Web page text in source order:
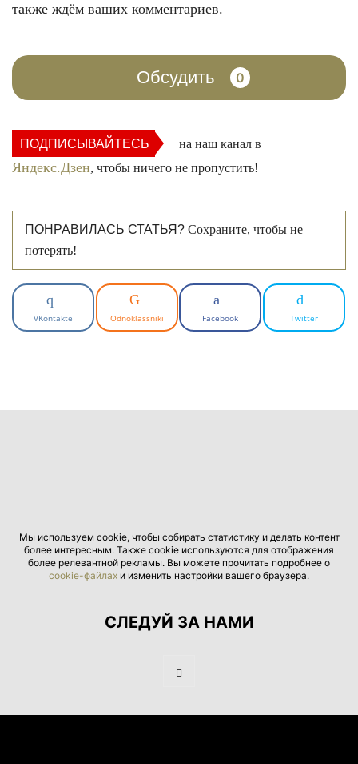
также ждём ваших комментариев.
Обсудить 0
ПОДПИСЫВАЙТЕСЬ на наш канал в
Яндекс.Дзен, чтобы ничего не пропустить!
ПОНРАВИЛАСЬ СТАТЬЯ? Сохраните, чтобы не
потерять!
VKontakte Odnoklassniki Facebook Twitter
Мы используем cookie, чтобы собирать статистику и делать контент
более интересным. Также cookie используются для отображения
более релевантной рекламы. Вы можете прочитать подробнее о
cookie-файлах и изменить настройки вашего браузера.
СЛЕДУЙ ЗА НАМИ